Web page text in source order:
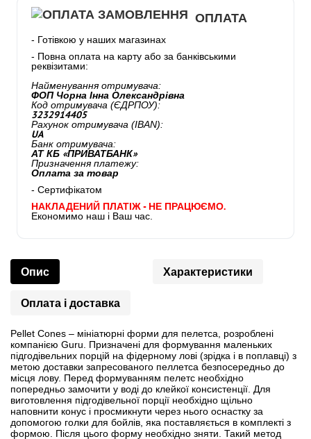
ОПЛАТА
- Готівкою у наших магазинах
- Повна оплата на карту або за банківськими
реквізитами:
Найменування отримувача:
ФОП Чорна Інна Олександрівна
Код отримувача (ЄДРПОУ):
3232914405
Рахунок отримувача (IBAN):
UA
Банк отримувача:
АТ КБ «ПРИВАТБАНК»
Призначення платежу:
Оплата за товар
- Сертифікатом
НАКЛАДЕНИЙ ПЛАТІЖ - НЕ ПРАЦЮЄМО.
Економимо наш і Ваш час.
Опис Характеристики
Оплата і доставка
Pellet Cones – мініатюрні форми для пелетса, розроблені
компанією Guru. Призначені для формування маленьких
підгодівельних порцій на фідерному лові (зрідка і в поплавці) з
метою доставки запресованого пеллетса безпосередньо до
місця лову. Перед формуванням пелетс необхідно
попередньо замочити у воді до клейкої консистенції. Для
виготовлення підгодівельної порції необхідно щільно
наповнити конус і просмикнути через нього оснастку за
допомогою голки для бойлів, яка поставляється в комплекті з
формою. Після цього форму необхідно зняти. Такий метод